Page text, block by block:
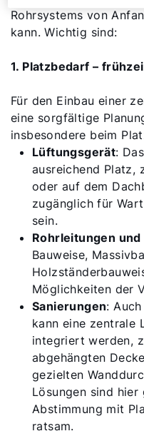
Rohrsystems von
kann. Wichtig sind:
1. Platzbedarf –
Für den Einbau einer
eine sorgfältige
insbesondere beim
Lüftungsgerät:
ausreichend Platz,
oder auf dem
zugänglich für
sein.
Rohrleitungen
Bauweise,
Möglichkeiten der
Sanierungen:
kann eine zentrale
integriert werden,
abgehängten
gezielten
Lösungen sind
Abstimmung mit
ratsam.